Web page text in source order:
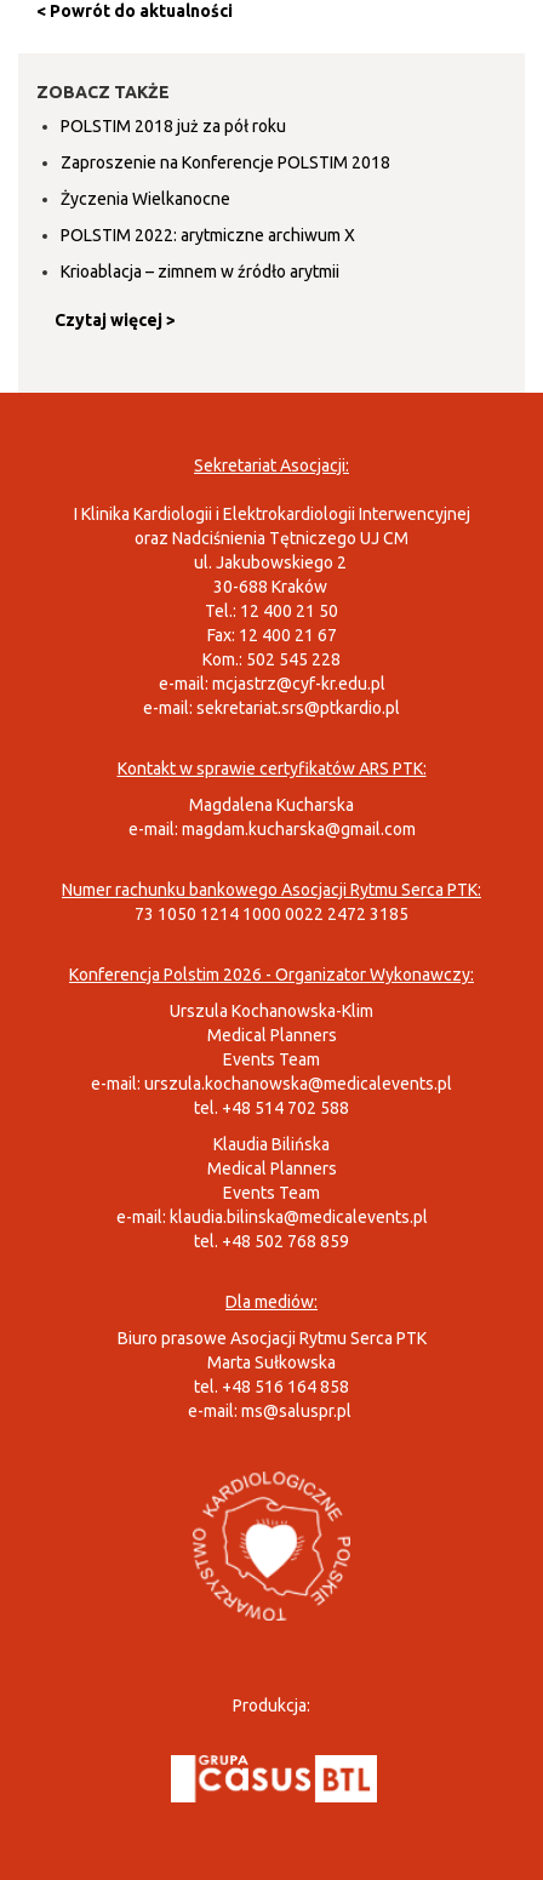
< Powrót do aktualności
ZOBACZ TAKŻE
POLSTIM 2018 już za pół roku
Zaproszenie na Konferencje POLSTIM 2018
Życzenia Wielkanocne
POLSTIM 2022: arytmiczne archiwum X
Krioablacja – zimnem w źródło arytmii
Czytaj więcej >
Sekretariat Asocjacji:
I Klinika Kardiologii i Elektrokardiologii Interwencyjnej
oraz Nadciśnienia Tętniczego UJ CM
ul. Jakubowskiego 2
30-688 Kraków
Tel.: 12 400 21 50
Fax: 12 400 21 67
Kom.: 502 545 228
e-mail: mcjastrz@cyf-kr.edu.pl
e-mail: sekretariat.srs@ptkardio.pl
Kontakt w sprawie certyfikatów ARS PTK:
Magdalena Kucharska
e-mail: magdam.kucharska@gmail.com
Numer rachunku bankowego Asocjacji Rytmu Serca PTK:
73 1050 1214 1000 0022 2472 3185
Konferencja Polstim 2026 - Organizator Wykonawczy:
Urszula Kochanowska-Klim
Medical Planners
Events Team
e-mail: urszula.kochanowska@medicalevents.pl
tel. +48 514 702 588
Klaudia Bilińska
Medical Planners
Events Team
e-mail: klaudia.bilinska@medicalevents.pl
tel. +48 502 768 859
Dla mediów:
Biuro prasowe Asocjacji Rytmu Serca PTK
Marta Sułkowska
tel. +48 516 164 858
e-mail: ms@saluspr.pl
Produkcja: